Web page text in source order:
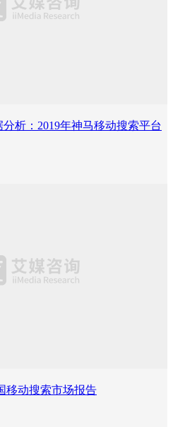
析：2019年神马移动搜索平台
移动搜索市场报告